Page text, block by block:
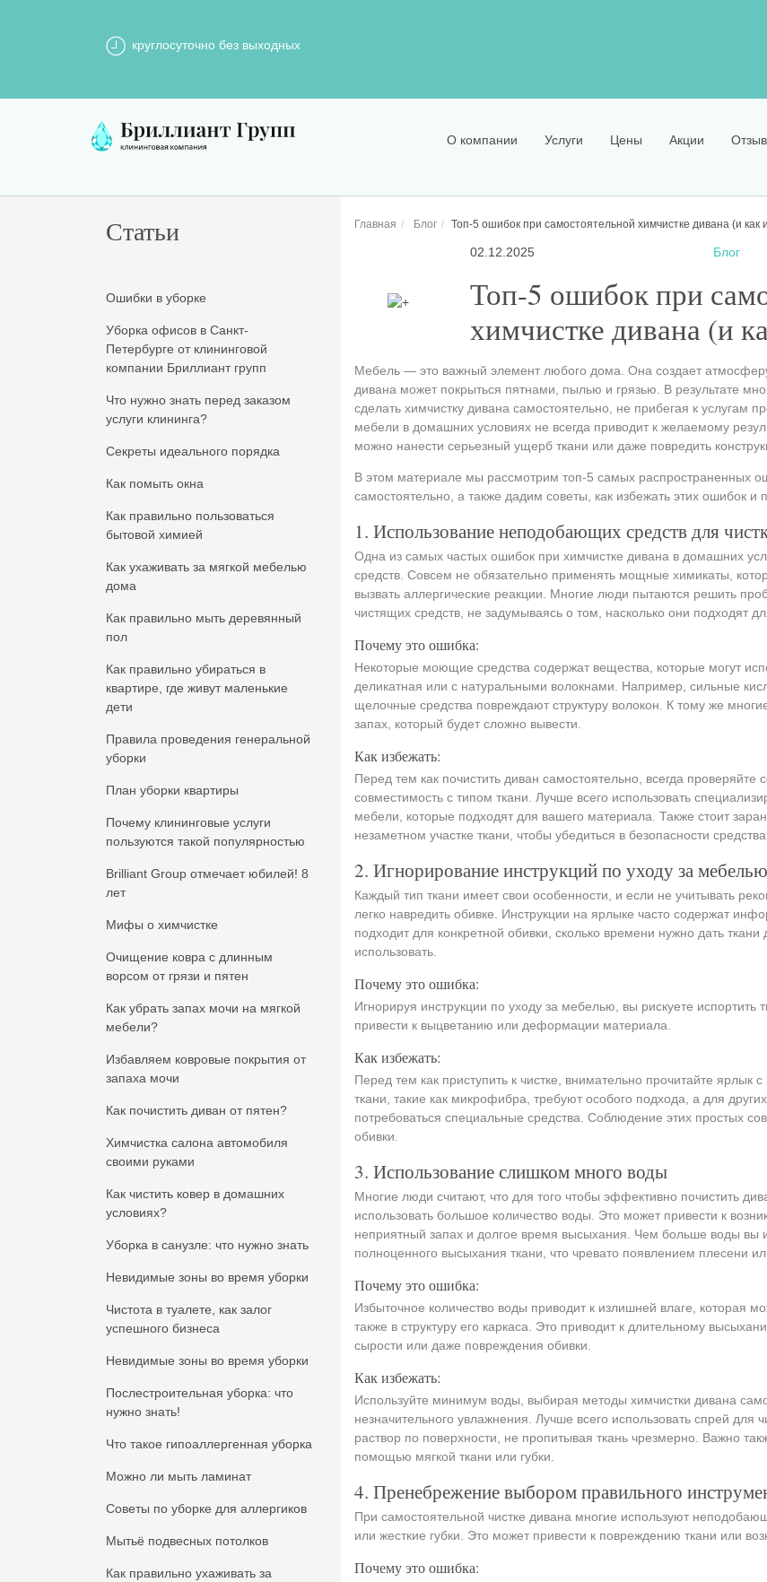
круглосуточно без выходных
О компании Услуги Цены Акции
Статьи
Ошибки в уборке
Уборка офисов в Санкт-
Петербурге от клининговой
компании Бриллиант групп
Что нужно знать перед заказом
услуги клининга?
Секреты идеального порядка
Как помыть окна
Как правильно пользоваться
бытовой химией
Как ухаживать за мягкой мебелью
дома
Как правильно мыть деревянный
пол
Как правильно убираться в
квартире, где живут маленькие
дети
Правила проведения генеральной
уборки
План уборки квартиры
Почему клининговые услуги
пользуются такой популярностью
Brilliant Group отмечает юбилей! 8
лет
Мифы о химчистке
Очищение ковра с длинным
ворсом от грязи и пятен
Как убрать запах мочи на мягкой
мебели?
Избавляем ковровые покрытия от
запаха мочи
Как почистить диван от пятен?
Химчистка салона автомобиля
своими руками
Как чистить ковер в домашних
условиях?
Уборка в санузле: что нужно знать
Невидимые зоны во время уборки
Чистота в туалете, как залог
успешного бизнеса
Невидимые зоны во время уборки
Послестроительная уборка: что
нужно знать!
Что такое гипоаллергенная уборка
Можно ли мыть ламинат
Советы по уборке для аллергиков
Мытьё подвесных потолков
Как правильно ухаживать за
Главная Блог Топ-5 ошибок при самостоятельной химчистке дивана (и как
02.12.2025 Блог
Топ-5 ошибок при
химчистке дивана (и
Мебель — это важный элемент любого дома. Она создает
дивана может покрыться пятнами, пылью и грязью. В результате
сделать химчистку дивана самостоятельно, не прибегая к услугам
мебели в домашних условиях не всегда приводит к желаемому
можно нанести серьезный ущерб ткани или даже повредить
В этом материале мы рассмотрим топ-5 самых распространенных
самостоятельно, а также дадим советы, как избежать этих ошибок и
1. Использование неподобающих средств для
Одна из самых частых ошибок при химчистке дивана в домашних
средств. Совсем не обязательно применять мощные химикаты,
вызвать аллергические реакции. Многие люди пытаются решить
чистящих средств, не задумываясь о том, насколько они подходят
Почему это ошибка:
Некоторые моющие средства содержат вещества, которые могут
деликатная или с натуральными волокнами. Например, сильные
щелочные средства повреждают структуру волокон. К тому же
запах, который будет сложно вывести.
Как избежать:
Перед тем как почистить диван самостоятельно, всегда проверяйте
совместимость с типом ткани. Лучше всего использовать
мебели, которые подходят для вашего материала. Также стоит
незаметном участке ткани, чтобы убедиться в безопасности средства.
2. Игнорирование инструкций по уходу за мебелью
Каждый тип ткани имеет свои особенности, и если не учитывать
легко навредить обивке. Инструкции на ярлыке часто содержат
подходит для конкретной обивки, сколько времени нужно дать
использовать.
Почему это ошибка:
Игнорируя инструкции по уходу за мебелью, вы рискуете
привести к выцветанию или деформации материала.
Как избежать:
Перед тем как приступить к чистке, внимательно прочитайте
ткани, такие как микрофибра, требуют особого подхода, а для
потребоваться специальные средства. Соблюдение этих простых
обивки.
3. Использование слишком много воды
Многие люди считают, что для того чтобы эффективно почистить
использовать большое количество воды. Это может привести к
неприятный запах и долгое время высыхания. Чем больше воды вы
полноценного высыхания ткани, что чревато появлением плесени
Почему это ошибка:
Избыточное количество воды приводит к излишней влаге, которая
также в структуру его каркаса. Это приводит к длительному
сырости или даже повреждения обивки.
Как избежать:
Используйте минимум воды, выбирая методы химчистки дивана
незначительного увлажнения. Лучше всего использовать спрей для
раствор по поверхности, не пропитывая ткань чрезмерно. Важно
помощью мягкой ткани или губки.
4. Пренебрежение выбором правильного
При самостоятельной чистке дивана многие используют
или жесткие губки. Это может привести к повреждению ткани или
Почему это ошибка: